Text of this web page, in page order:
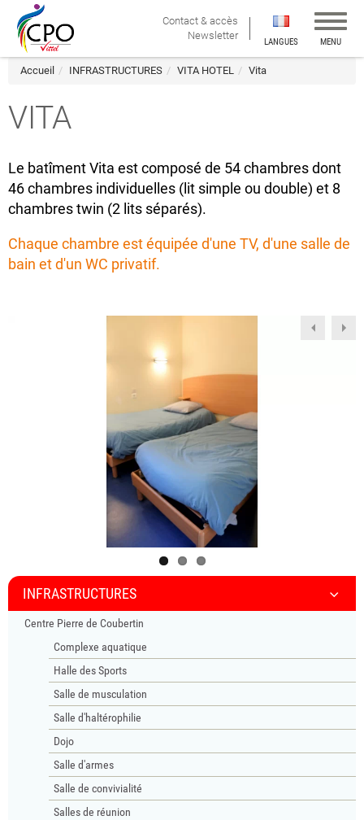
Contact & accès
Newsletter
LANGUES
la
MENU
Accueil INFRASTRUCTURES VITA HOTEL Vita
VITA
Le batîment Vita est composé de 54 chambres dont
46 chambres individuelles (lit simple ou double) et 8
chambres twin (2 lits séparés).
Chaque chambre est équipée d'une TV, d'une salle de
bain et d'un WC privatif.
INFRASTRUCTURES
Centre Pierre de Coubertin
Complexe aquatique
Halle des Sports
Salle de musculation
Salle d'haltérophilie
Dojo
Salle d'armes
Salle de convivialité
Salles de réunion